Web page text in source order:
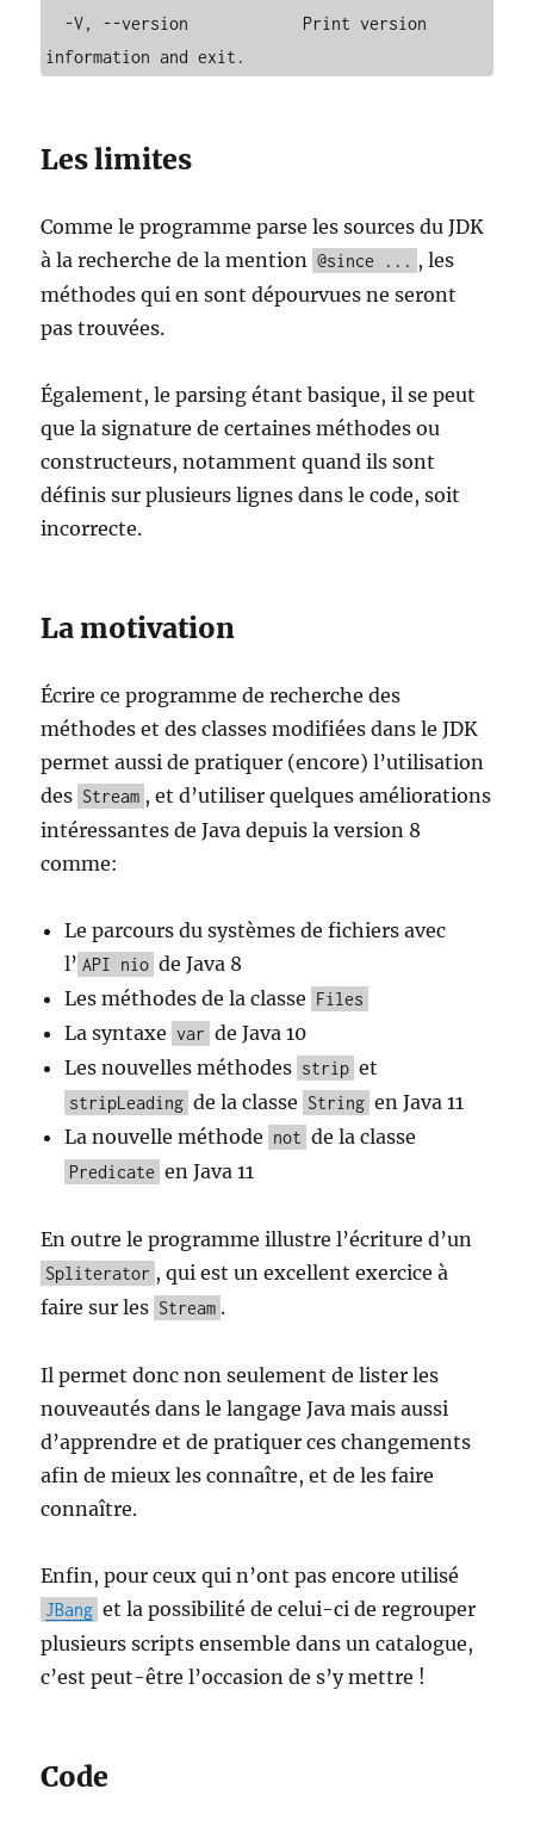
Les limites
Comme le programme parse les sources du JDK
à la recherche de la mention
@since ... , les
méthodes qui en sont dépourvues ne seront
pas trouvées.
Également, le parsing étant basique, il se peut
que la signature de certaines méthodes ou
constructeurs, notamment quand ils sont
définis sur plusieurs lignes dans le code, soit
incorrecte.
La motivation
Écrire ce programme de recherche des
méthodes et des classes modifiées dans le JDK
permet aussi de pratiquer (encore) l’utilisation
des Stream , et d’utiliser quelques améliorations
intéressantes de Java depuis la version 8
comme:
Le parcours du systèmes de fichiers avec
l’ API nio de Java 8
Les méthodes de la classe Files
La syntaxe var de Java 10
Les nouvelles méthodes strip et
stripLeading de la classe String en Java 11
La nouvelle méthode not de la classe
Predicate en Java 11
En outre le programme illustre l’écriture d’un
Spliterator , qui est un excellent exercice à
faire sur les Stream .
Il permet donc non seulement de lister les
nouveautés dans le langage Java mais aussi
d’apprendre et de pratiquer ces changements
afin de mieux les connaître, et de les faire
connaître.
Enfin, pour ceux qui n’ont pas encore utilisé
JBang et la possibilité de celui-ci de regrouper
plusieurs scripts ensemble dans un catalogue,
c’est peut-être l’occasion de s’y mettre !
Code